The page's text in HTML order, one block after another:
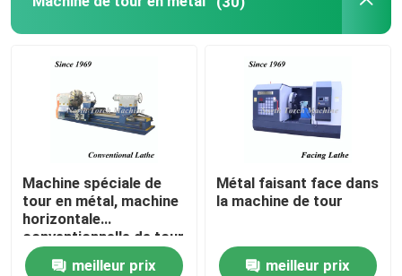
Machine de rotation de tour de petit pain
machine résistante de tour
Tour de bride
Machine de tour de commande numérique par
Machine horizontale de tour
Machine spéciale de
tour en métal, machine
horizontale
conventionnelle de tour
meilleur prix
Métal faisant face dans
la machine de tour
meilleur prix